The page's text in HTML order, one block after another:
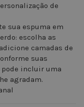
de
sua espuma em
escolha as
camadas de
suas
pode incluir uma
agradam.